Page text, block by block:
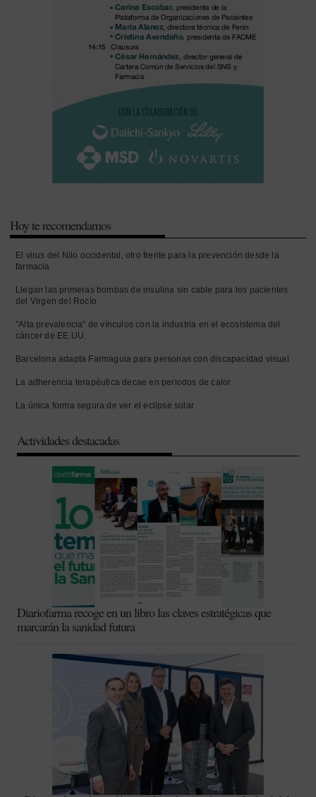
Hoy te recomendamos
El virus del Nilo occidental, otro frente para la prevención desde la
farmacia
Llegan las primeras bombas de insulina sin cable para los pacientes
del Virgen del Rocío
"Alta prevalencia" de vínculos con la industria en el ecosistema del
cáncer de EE.UU.
Barcelona adapta Farmaguia para personas con discapacidad visual
La adherencia terapéutica decae en periodos de calor
La única forma segura de ver el eclipse solar
Actividades destacadas
Diariofarma recoge en un libro las claves estratégicas que
marcarán la sanidad futura